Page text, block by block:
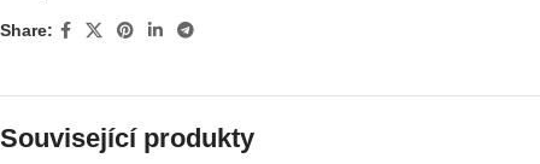
Share:
Související produkty